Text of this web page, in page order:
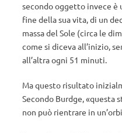
secondo oggetto invece è
fine della sua vita, di un
massa del Sole (circa le
come si diceva all’inizio,
all’altra ogni 51 minuti.
Ma questo risultato
Secondo Burdge, «questa
non può rientrare in